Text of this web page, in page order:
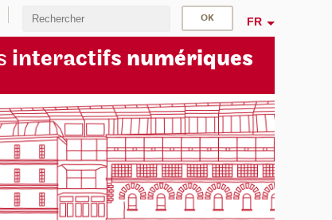
FR
interactifs numériques